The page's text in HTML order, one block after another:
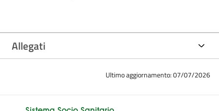
Allegati
Ultimo aggiornamento: 07/07/2026